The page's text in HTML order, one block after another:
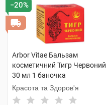
−20%
Arbor Vitae Бальзам
косметичний Тигр Червоний
30 мл 1 баночка
Красота та Здоров'я